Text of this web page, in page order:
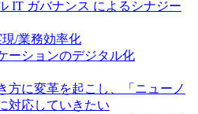
IT ガバナンス によるシナジー
/業務効率化
ーションのデジタル化
方に変革を起こし、「ニューノ
対応していきたい